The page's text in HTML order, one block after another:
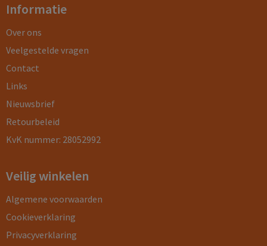
Informatie
Over ons
Veelgestelde vragen
Contact
Links
Nieuwsbrief
Retourbeleid
KvK nummer: 28052992
Veilig winkelen
Algemene voorwaarden
Cookieverklaring
Privacyverklaring